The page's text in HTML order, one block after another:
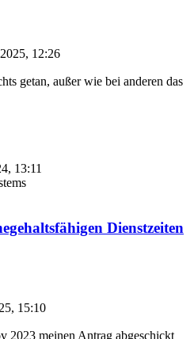
12:26
getan, außer wie bei anderen das
13:11
Dienstzeiten
15:10
2023 meinen Antrag abgeschickt